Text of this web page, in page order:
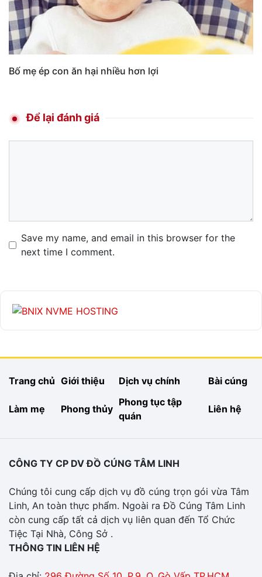
Bố mẹ ép con ăn hại nhiều hơn lợi
Để lại đánh giá
Name
Email
Website
Save my name, and email in this browser for the
next time I comment.
Trang chủ Giới thiệu Dịch vụ chính Bài cúng
Làm mẹ Phong thủy
Phong tục tập
quán
Liên hệ
CÔNG TY CP DV ĐỒ CÚNG TÂM LINH
Chúng tôi cung cấp dịch vụ đồ cúng trọn gói vừa Tâm
Linh, An toàn thực phẩm. Ngoài ra Đồ Cúng Tâm Linh
còn cung cấp tất cả dịch vụ liên quan đến Tổ Chức
Tiệc Tại Nhà, Công Sở .
THÔNG TIN LIÊN HỆ